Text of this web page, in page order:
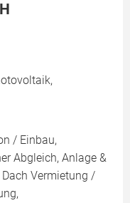
/ Einbau,
Abgleich, Anlage &
Vermietung /